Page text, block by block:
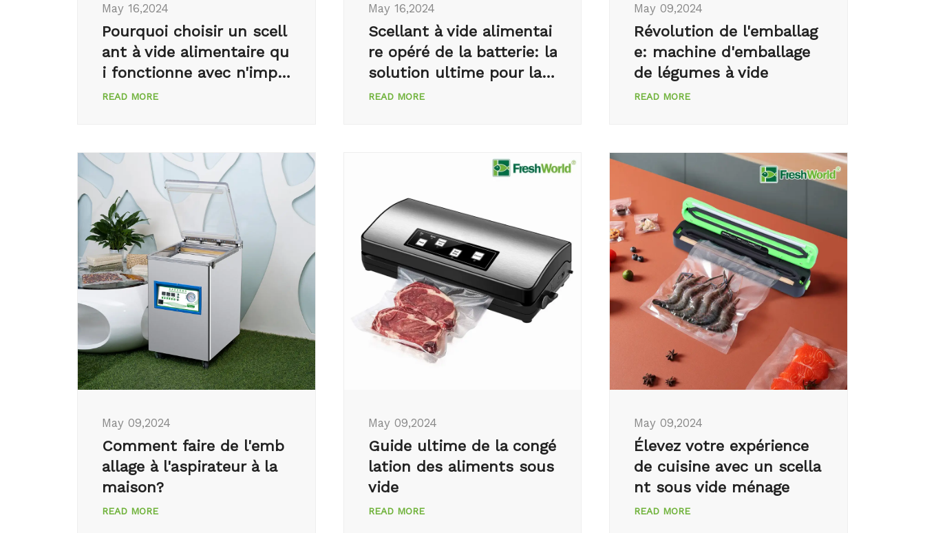
May 16,2024
Pourquoi choisir un scell
ant à vide alimentaire qu
i fonctionne avec n'impo
rte quel sac?
READ MORE
May 16,2024
Scellant à vide alimentai
re opéré de la batterie: la
solution ultime pour la f
raîcheur
READ MORE
May 09,2024
Révolution de l'emballag
e: machine d'emballage
de légumes à vide
READ MORE
May 09,2024
Comment faire de l'emb
allage à l'aspirateur à la
maison?
READ MORE
May 09,2024
Guide ultime de la congé
lation des aliments sous
vide
READ MORE
May 09,2024
Élevez votre expérience
de cuisine avec un scella
nt sous vide ménage
READ MORE